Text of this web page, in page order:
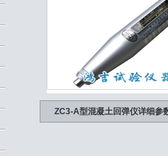
ZC3-A型混凝土回弹仪详细参